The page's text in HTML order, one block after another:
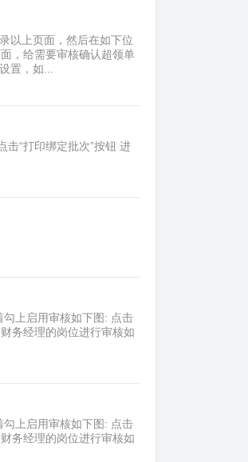
以上页面，然后在如下位
，给需要审核确认超领单
置，如...
“打印绑定批次”按钮 进
上启用审核如下图: 点击
务经理的岗位进行审核如
上启用审核如下图: 点击
务经理的岗位进行审核如